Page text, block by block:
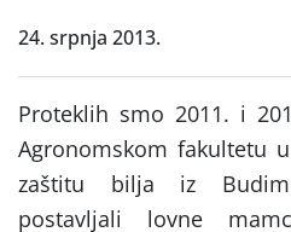
24. srpnja 2013.
Proteklih smo 2011. i
Agronomskom fakultetu
zaštitu bilja iz
postavljali lovne